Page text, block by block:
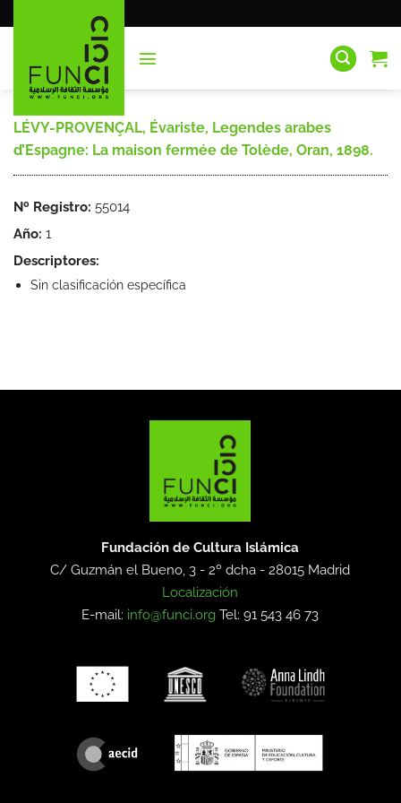
al
LÉVY-PROVENÇAL, Évariste, Legendes arabes
d’Espagne: La maison fermée de Tolède, Oran, 1898.
Nº Registro: 55014
Año: 1
Descriptores:
Sin clasificación específica
Fundación de Cultura Islámica
C/ Guzmán el Bueno, 3 - 2º dcha -28015 Madrid
Localización
E-mail: info@funci.org Tel: 91 543 46 73